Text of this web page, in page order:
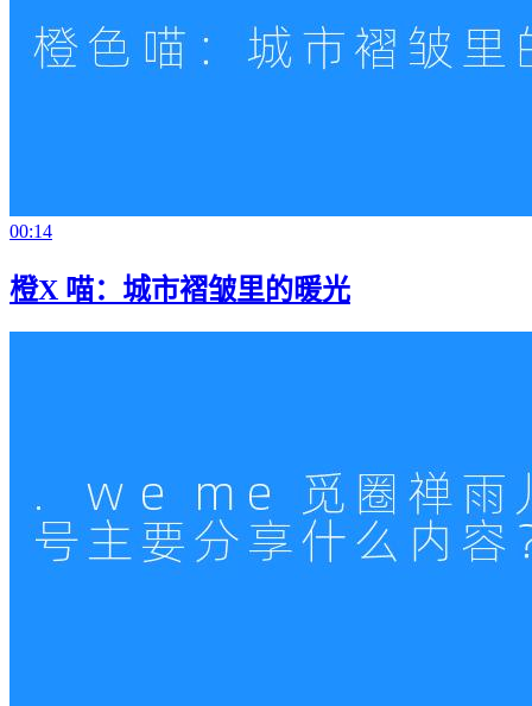
00:14
橙X 喵：城市褶皱里的暖光